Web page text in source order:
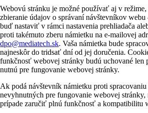
Webovú stránku je možné používať aj v
zbieranie údajov o správaní návštevníkov webu
buď nastaviť v rámci nastavenia prehliadača
proti takémuto zberu námietku na e-mailovej
dpo@mediatech.sk. Vaša námietka bude
najneskôr do tridsať dní od jej doručenia.
funkčnosť webovej stránky budú uchované len
nutnú pre fungovanie webovej stránky.
Ak podá návštevník námietku proti
nevyhnutných pre fungovanie webovej stránky,
prípade zaručiť plnú funkčnosť a kompatibilitu